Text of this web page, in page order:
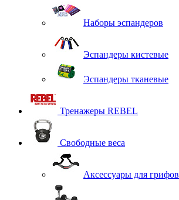
Наборы эспандеров
Эспандеры кистевые
Эспандеры тканевые
Тренажеры REBEL
Свободные веса
Аксессуары для грифов